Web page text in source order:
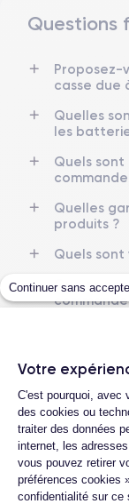
Continuer sans
Votre
C'est pourquoi, avec
des cookies ou
traiter des données
internet, les
vous pouvez retirer
préférences cookies
confidentialité sur ce
Date de sortie
16/09/2022
Dimensions
6 Go
Nom de la puce
Puce A16 Bionic
GPU 5 cœurs
Caméra
48 Mpx
Résolution vidéo
4K - 3840 x 2160 px
Questions
Proposez-
casse due
Quelles
les
Quels sont
Quelles
produits ?
Quels
Que se
Quelle
Quels sont
Que se
après
Comment
Comment